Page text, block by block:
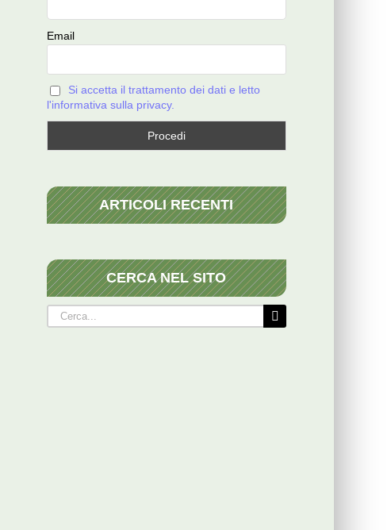
Email
Si accetta il trattamento dei dati e letto
l'informativa sulla privacy.
ARTICOLI RECENTI
CERCA NEL SITO
Cerca
per: